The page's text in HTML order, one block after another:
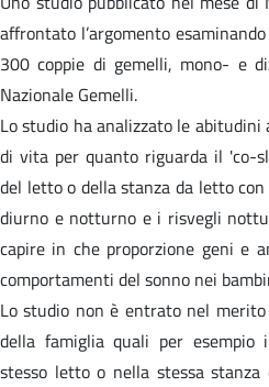
affrontato l’argomento
300 coppie di gemelli, mono- e
Nazionale Gemelli.
Lo studio ha analizzato le
di vita per quanto riguarda il 'co-
del letto o della stanza da letto
diurno e notturno e i risvegli
capire in che proporzione geni e
comportamenti del sonno nei
Lo studio non è entrato nel
della famiglia quali per esempio
stesso letto o nella stessa